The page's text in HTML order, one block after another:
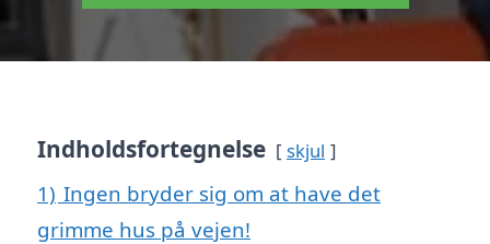
Indholdsfortegnelse skjul
1) Ingen bryder sig om at have det
grimme hus på vejen!